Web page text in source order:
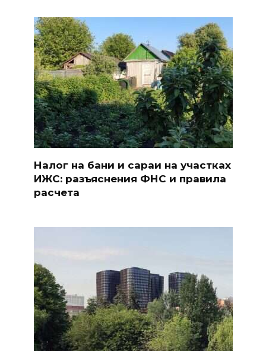
Налог на бани и сараи на участках
ИЖС: разъяснения ФНС и правила
расчета